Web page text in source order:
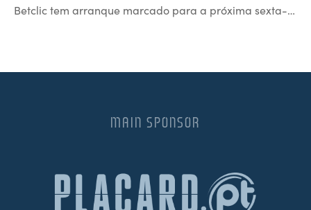
Betclic tem arranque marcado para a próxima sexta-…
MAIN SPONSOR